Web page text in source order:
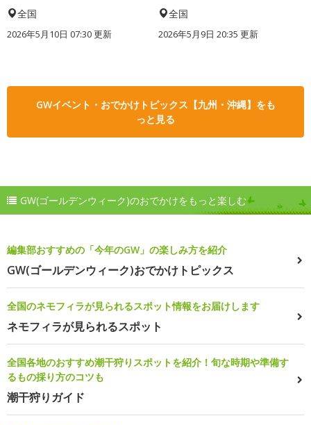
全国
2026年5月10日 07:30 更新
全国
2026年5月9日 20:35 更新
GWイベント・おでかけトピックス【九州・沖縄】をも
っと見る
GW(ゴールデンウィーク)のおでかけをもっと楽しむ
編集部おすすめの「今年のGW」の楽しみ方を紹介
GW(ゴールデンウィーク)おでかけトピックス
全国のネモフィラが見られるスポット情報をお届けします
ネモフィラが見られるスポット
全国各地のおすすめ潮干狩りスポットを紹介！旬な時期や準備す
るもの採り方のコツも
潮干狩りガイド